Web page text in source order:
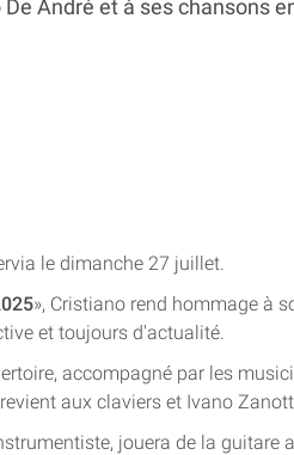
André et à ses chansons
le dimanche 27 juillet.
», Cristiano rend hommage à
et toujours d'actualité.
accompagné par les
aux claviers et Ivano
jouera de la guitare